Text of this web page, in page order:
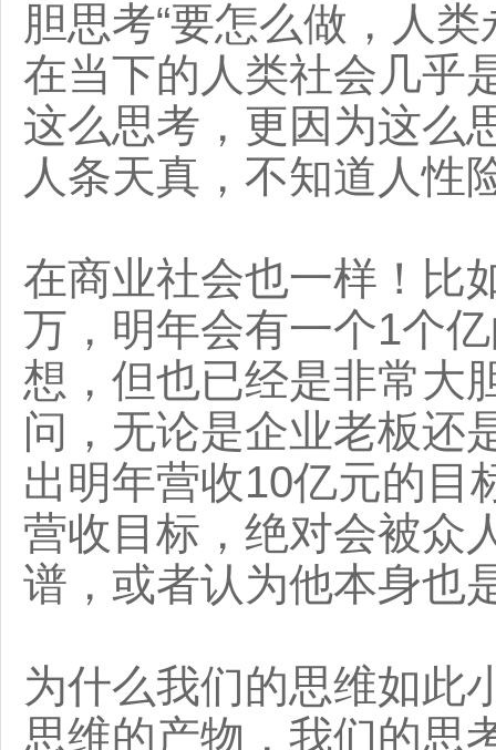
胆思考“要怎么做，人
在当下的人类社会几乎
这么思考，更因为这么
人条天真，不知道人性
在商业社会也一样！比
万，明年会有一个1个
想，但也已经是非常大
问，无论是企业老板还
出明年营收10亿元的目
营收目标，绝对会被众
谱，或者认为他本身也
为什么我们的思维如此
思维的产物，我们的思